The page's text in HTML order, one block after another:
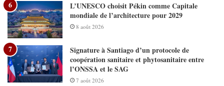
L’UNESCO choisit Pékin comme Capitale
mondiale de l’architecture pour 2029
8 août 2026
Signature à Santiago d’un protocole de
coopération sanitaire et phytosanitaire entre
l’ONSSA et le SAG
7 août 2026